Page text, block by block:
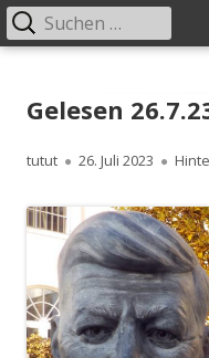
zum
Primäres
Gelesen
Autor
tutut
Veröffentlicht
26. Juli 2023